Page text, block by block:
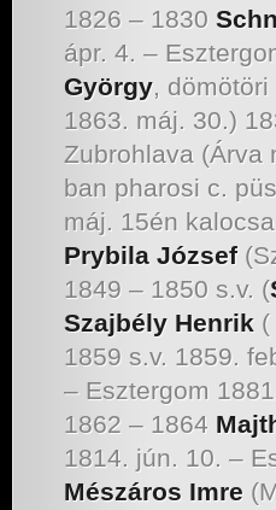
1826 – 1830
ápr. 4. –
György,
1863. máj. 30.)
Zubrohlava (Árva
ban pharosi c.
máj. 15én
Prybila József
1849 – 1850 s.v. (
Szajbély Henrik (
1859 s.v. 1859.
– Esztergom
1862 – 1864
1814. jún. 10.
Mészáros Imre